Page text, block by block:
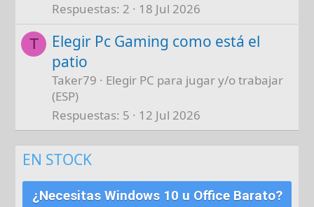
Respuestas 2 18 Jul 2026
T
Elegir Pc Gaming como está el
patio
Taker79
Elegir PC para jugar y/o trabajar
(ESP)
Respuestas 5 12 Jul 2026
EN STOCK
¿Necesitas Windows 10 u Office Barato?